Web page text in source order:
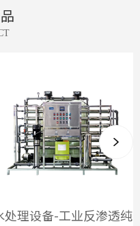
处理设备-工业反渗透纯
